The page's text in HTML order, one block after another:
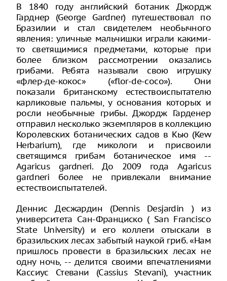
В 1840 году английский ботаник Джордж
Гарднер (George Gardner) путешествовал по
Бразилии и стал свидетелем необычного
явления: уличные мальчишки играли какими-
то светящимися предметами, которые при
более близком рассмотрении оказались
грибами. Ребята называли свою игрушку
«флер-де-кокос» («flor-de-coco»). Они
показали британскому естествоиспытателю
карликовые пальмы, у основания которых и
росли необычные грибы. Джордж Гарденер
отправил несколько экземпляров в коллекцию
Королевских ботанических садов в Кью (Kew
Herbarium), где микологи и присвоили
светящимся грибам ботаническое имя --
Agaricus gardneri. До 2009 года Agaricus
gardneri более не привлекали внимание
естествоиспытателей.
Деннис Десжардин (Dennis Desjardin ) из
университета Сан-Франциско ( San Francisco
State University) и его коллеги отыскали в
бразильских лесах забытый наукой гриб. «Нам
пришлось провести в бразильских лесах не
одну ночь, -- делится своими впечатлениями
Кассиус Стевани (Cassius Stevani), участник